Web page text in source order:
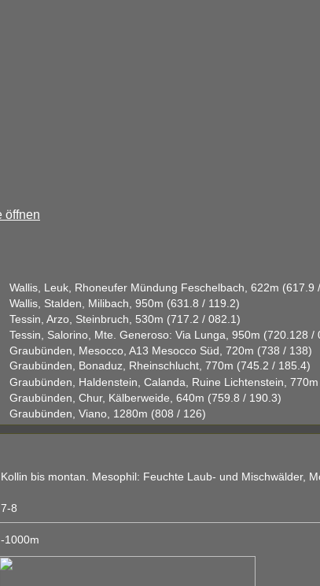
Wallis, Leuk, Rhoneufer Mündung Feschelbach, 622m (617.9
Wallis, Stalden, Milibach, 950m (631.8 / 119.2)
Tessin, Arzo, Steinbruch, 530m (717.2 / 082.1)
Tessin, Salorino, Mte. Generoso: Via Lunga, 950m (720.128 /
Graubünden, Mesocco, A13 Mesocco Süd, 720m (738 / 138)
Graubünden, Bonaduz, Rheinschlucht, 770m (745.2 / 185.4)
Graubünden, Haldenstein, Calanda, Ruine Lichtenstein,
Graubünden, Chur, Kälberweide, 640m (759.8 / 190.3)
Graubünden, Viano, 1280m (808 / 126)
Kollin bis montan. Mesophil: Feuchte Laub- und Mischwälder,
7-8
-1000m